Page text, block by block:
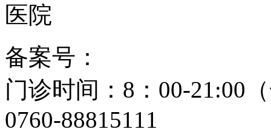
备案号：
门诊时间：8：00-21:00
0760-88815111